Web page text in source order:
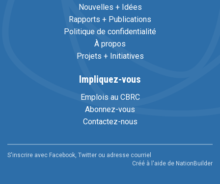
Nouvelles + Idées
Rapports + Publications
Politique de confidentialité
À propos
Projets + Initiatives
Impliquez-vous
Emplois au CBRC
Abonnez-vous
Contactez-nous
S'inscrire avec Facebook, Twitter ou adresse courriel
Créé à l'aide de NationBuilder